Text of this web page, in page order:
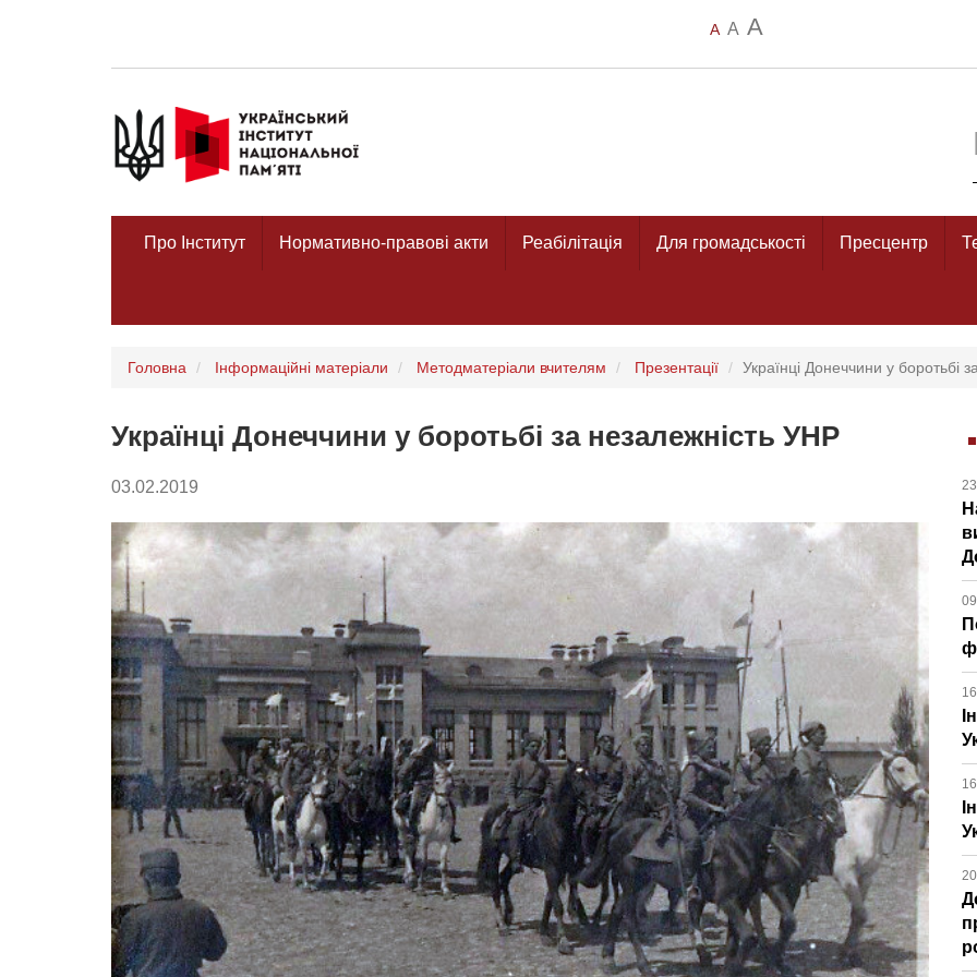
A A A
Про Інститут Нормативно-правові акти Реабілітація Для громадськості Пресцентр
Головна Інформаційні матеріали Методматеріали вчителям Презентації Українці Донеччини у боротьбі
Українці Донеччини у боротьбі за незалежність УНР
03.02.2019